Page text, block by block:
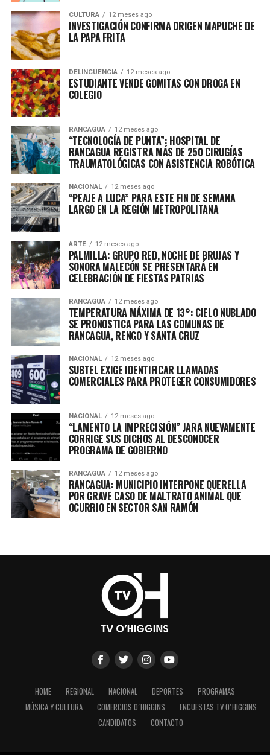
CULTURA 12 meses ago
INVESTIGACIÓN CONFIRMA ORIGEN MAPUCHE DE
LA PAPA FRITA
DELINCUENCIA 12 meses ago
ESTUDIANTE VENDE GOMITAS CON DROGA EN
COLEGIO
RANCAGUA 12 meses ago
“TECNOLOGÍA DE PUNTA”: HOSPITAL DE
RANCAGUA REGISTRA MÁS DE 250 CIRUGÍAS
TRAUMATOLÓGICAS CON ASISTENCIA ROBÓTICA
NACIONAL 12 meses ago
“PEAJE A LUCA” PARA ESTE FIN DE SEMANA
LARGO EN LA REGIÓN METROPOLITANA
ARTE 12 meses ago
PALMILLA: GRUPO RED, NOCHE DE BRUJAS Y
SONORA MALECÓN SE PRESENTARÁ EN
CELEBRACIÓN DE FIESTAS PATRIAS
RANCAGUA 12 meses ago
TEMPERATURA MÁXIMA DE 13°: CIELO NUBLADO
SE PRONOSTICA PARA LAS COMUNAS DE
RANCAGUA, RENGO Y SANTA CRUZ
NACIONAL 12 meses ago
SUBTEL EXIGE IDENTIFICAR LLAMADAS
COMERCIALES PARA PROTEGER CONSUMIDORES
NACIONAL 12 meses ago
“LAMENTO LA IMPRECISIÓN” JARA NUEVAMENTE
CORRIGE SUS DICHOS AL DESCONOCER
PROGRAMA DE GOBIERNO
RANCAGUA 12 meses ago
RANCAGUA: MUNICIPIO INTERPONE QUERELLA
POR GRAVE CASO DE MALTRATO ANIMAL QUE
OCURRIO EN SECTOR SAN RAMÓN
HOME REGIONAL NACIONAL DEPORTES
PROGRAMAS
MÚSICA Y CULTURA
COMERCIOS O´HIGGINS
ENCUESTAS TV O´HIGGINS
CANDIDATOS
CONTACTO